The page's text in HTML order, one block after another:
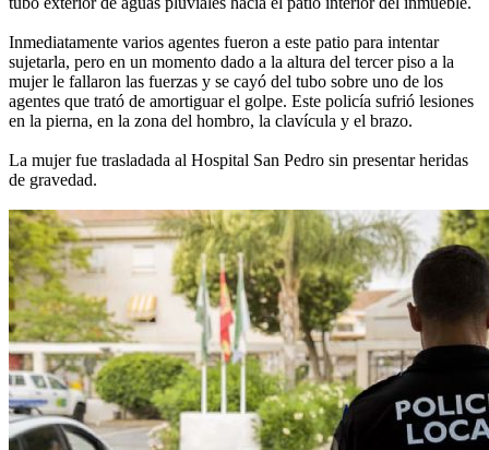
Inmediatamente varios agentes fueron a este patio para intentar
sujetarla, pero en un momento dado a la altura del tercer piso a la
mujer le fallaron las fuerzas y se cayó del tubo sobre uno de los
agentes que trató de amortiguar el golpe. Este policía sufrió lesiones
en la pierna, en la zona del hombro, la clavícula y el brazo.
La mujer fue trasladada al Hospital San Pedro sin presentar heridas
de gravedad.